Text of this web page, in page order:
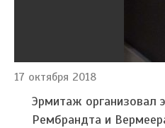
17 октября 2018
Эрмитаж организовал
Рембрандта и